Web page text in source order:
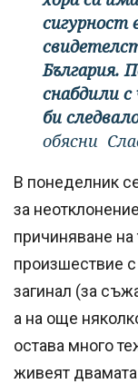
сигурност
България.
снабдили
би
обясни
В понеделник
за
причиняване
произшествие
загинал (за
а на още
остава много
живеят